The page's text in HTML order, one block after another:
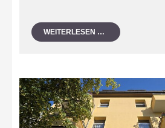
WEITERLESEN … SANIERUNG
ALTBAUFASSADE